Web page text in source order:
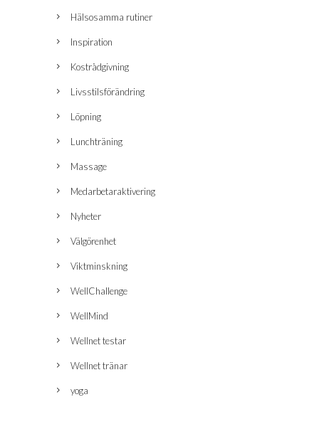
Hälsosamma rutiner
Inspiration
Kostrådgivning
Livsstilsförändring
Löpning
Lunchträning
Massage
Medarbetaraktivering
Nyheter
Välgörenhet
Viktminskning
WellChallenge
WellMind
Wellnet testar
Wellnet tränar
yoga